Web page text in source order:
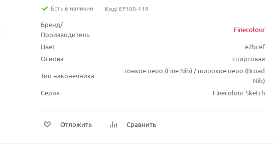
Есть в наличии Код: EF100-119
Бренд/
Производитель
Finecolour
Цвет
e2bcef
Основа
спиртовая
Тип наконечника
тонкое перо (Fine Nib) / широкое перо (Broad
Nib)
Серия
Finecolour Sketch
Отложить Сравнить